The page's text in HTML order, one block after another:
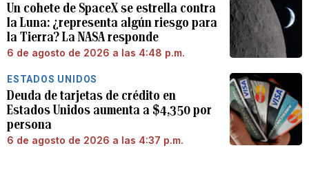
Un cohete de SpaceX se estrella contra
la Luna: ¿representa algún riesgo para
la Tierra? La NASA responde
6 de agosto de 2026 a las 4:48 p.m.
ESTADOS UNIDOS
Deuda de tarjetas de crédito en
Estados Unidos aumenta a $4,350 por
persona
6 de agosto de 2026 a las 4:37 p.m.